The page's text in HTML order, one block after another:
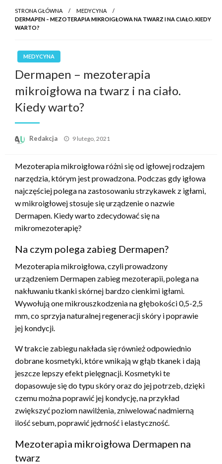
STRONA GŁÓWNA
MEDYCYNA
DERMAPEN – MEZOTERAPIA MIKROIGŁOWA NA TWARZ I NA CIAŁO. KIEDY
WARTO?
MEDYCYNA
Dermapen – mezoterapia
mikroigłowa na twarz i na ciało.
Kiedy warto?
Redakcja
Opublikowane
9 lutego, 2021
Mezoterapia mikroigłowa różni się od igłowej rodzajem
narzędzia, którym jest prowadzona. Podczas gdy igłowa
najczęściej polega na zastosowaniu strzykawek z igłami,
w mikroigłowej stosuje się urządzenie o nazwie
Dermapen. Kiedy warto zdecydować się na
mikromezoterapię?
Na czym polega zabieg Dermapen?
Mezoterapia mikroigłowa, czyli prowadzony
urządzeniem Dermapen zabieg mezoterapii, polega na
nakłuwaniu tkanki skórnej bardzo cienkimi igłami.
Wywołują one mikrouszkodzenia na głębokości 0,5-2,5
mm, co sprzyja naturalnej regeneracji skóry i poprawie
jej kondycji.
W trakcie zabiegu nakłada się również odpowiednio
dobrane kosmetyki, które wnikają w głąb tkanek i dają
jeszcze lepszy efekt pielęgnacji. Kosmetyki te
dopasowuje się do typu skóry oraz do jej potrzeb, dzięki
czemu można poprawić jej kondycję, na przykład
zwiększyć poziom nawilżenia, zniwelować nadmierną
ilość sebum, poprawić jędrność i elastyczność.
Mezoterapia mikroigłowa Dermapen na
twarz